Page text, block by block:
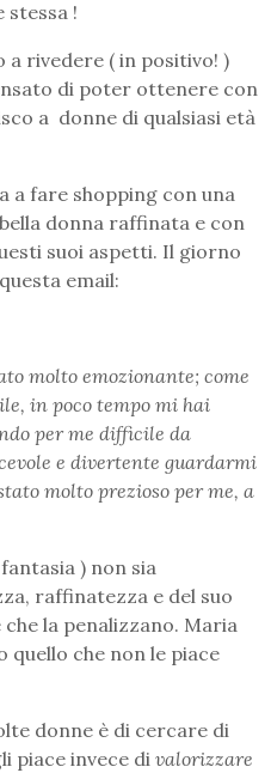
stessa !
a rivedere ( in positivo! )
di poter ottenere con
a donne di qualsiasi età
a fare shopping con una
donna raffinata e con
suoi aspetti. Il giorno
email:
molto emozionante; come
in poco tempo mi hai
per me difficile da
e divertente guardarmi
molto prezioso per me, a
) non sia
raffinatezza e del suo
la penalizzano. Maria
che non le piace
donne è di cercare di
piace invece di valorizzare